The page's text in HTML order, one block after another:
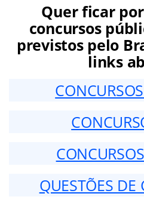
Quer ficar
concursos
previstos pelo
links
QUESTÕES DE